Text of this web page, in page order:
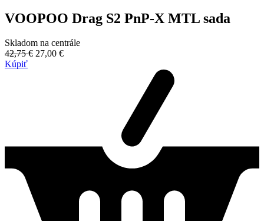
VOOPOO Drag S2 PnP-X MTL sada
Skladom na centrále
42,75 € 27,00 €
Kúpiť